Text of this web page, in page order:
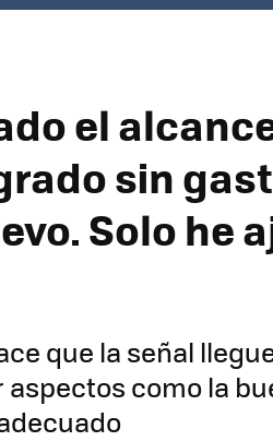
el
sin
Solo he
que la señal
como la